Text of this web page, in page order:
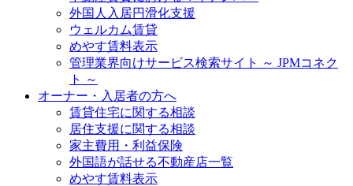
外国人入居円滑化支援
ウェルカム賃貸
めやす賃料表示
管理業界向けサービス検索サイト ～ JPMコネク
ト ～
オーナー・入居者の方へ
賃貸住宅に関する相談
居住支援に関する相談
家主費用・利益保険
外国語が話せる不動産店一覧
めやす賃料表示